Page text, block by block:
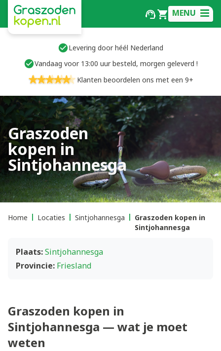
MENU
Levering door héél Nederland
Vandaag voor 13:00 uur besteld, morgen geleverd !
Klanten beoordelen ons met een 9+
Graszoden
kopen in
Sintjohannesga
Home Locaties Sintjohannesga
Graszoden kopen in
Sintjohannesga
Plaats:Sintjohannesga
Provincie: Friesland
Graszoden kopen in
Sintjohannesga — wat je moet
weten